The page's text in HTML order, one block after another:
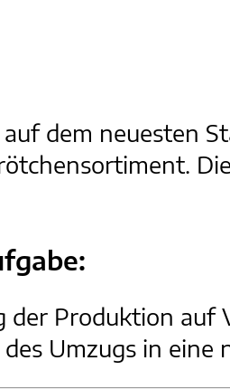
dem neuesten
der Produktion auf
des Umzugs in